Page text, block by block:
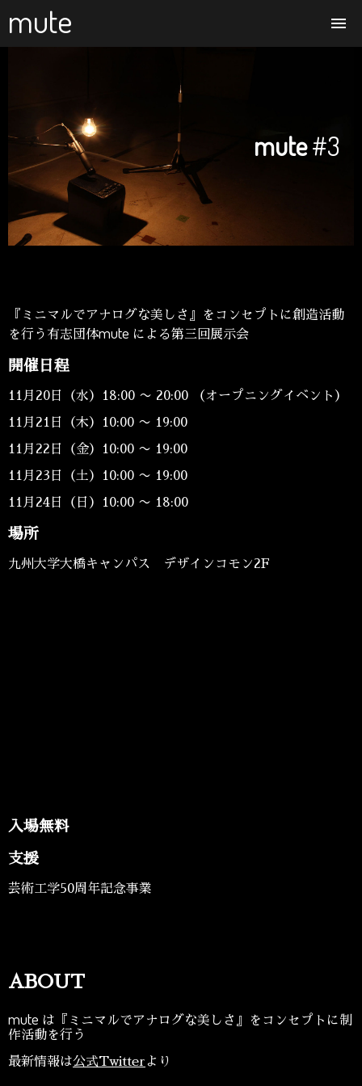
mute
Exhibition
About
Archive
Contact
mute#3
『ミニマルでアナログな美しさ』をコンセプトに創造活動
を行う有志団体mute による第三回展示会
開催日程
11月20日（水）18:00 〜 20:00 （オープニングイベント）
11月21日（木）10:00 〜 19:00
11月22日（金）10:00 〜 19:00
11月23日（土）10:00 〜 19:00
11月24日（日）10:00 〜 18:00
場所
九州大学大橋キャンパス デザインコモン2F
入場無料
支援
芸術工学50周年記念事業
ABOUT
mute は『ミニマルでアナログな美しさ』をコンセプトに制
作活動を行う
最新情報は公式Twitterより